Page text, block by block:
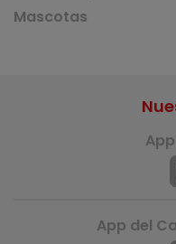
Mascotas
App del